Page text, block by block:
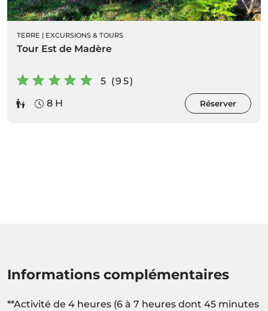
TERRE | EXCURSIONS & TOURS
Tour Est de Madère
5 (95)
8 H
Réserver
Informations complémentaires
**Activité de 4 heures (6 à 7 heures dont 45 minutes